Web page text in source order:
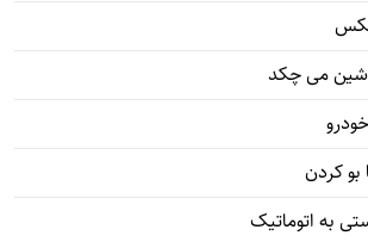
می چکد
بو کردن
به اتوماتیک